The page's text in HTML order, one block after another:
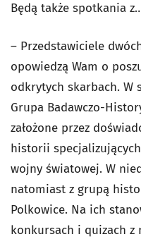
Będą także spotkania
– Przedstawiciele
opowiedzą Wam o
odkrytych skarbach. W
Grupa Badawczo-
założone przez
historii
wojny światowej. W
natomiast z grupą
Polkowice. Na ich
konkursach i quizach z